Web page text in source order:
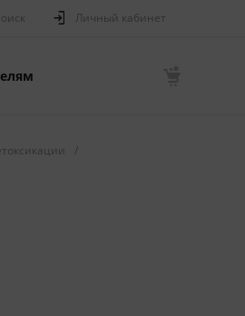
Личный кабинет
/